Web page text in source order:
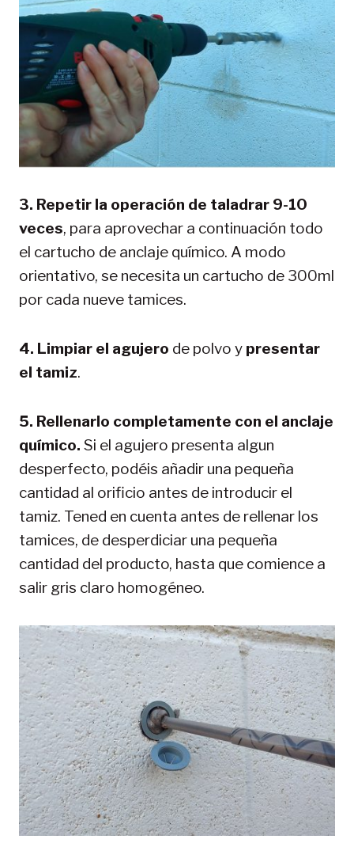
3. Repetir la operación de taladrar 9-10
veces, para aprovechar a continuación todo
el cartucho de anclaje químico. A modo
orientativo, se necesita un cartucho de 300ml
por cada nueve tamices.
4. Limpiar el agujero de polvo y presentar
el tamiz.
5. Rellenarlo completamente con el anclaje
químico. Si el agujero presenta algun
desperfecto, podéis añadir una pequeña
cantidad al orificio antes de introducir el
tamiz. Tened en cuenta antes de rellenar los
tamices, de desperdiciar una pequeña
cantidad del producto, hasta que comience a
salir gris claro homogéneo.